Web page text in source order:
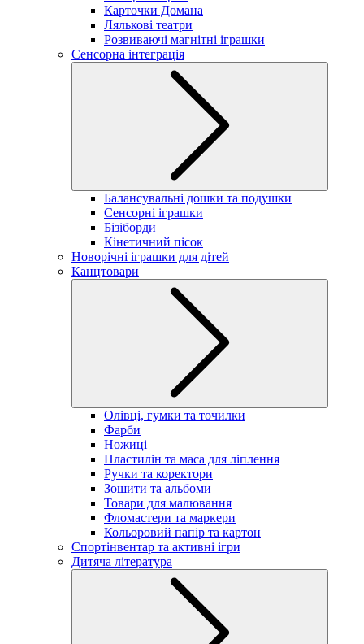
Карточки Домана
Лялькові театри
Розвиваючі магнітні іграшки
Сенсорна інтеграція
Балансувальні дошки та подушки
Сенсорні іграшки
Бізіборди
Кінетичний пісок
Новорічні іграшки для дітей
Канцтовари
Олівці, гумки та точилки
Фарби
Ножиці
Пластилін та маса для ліплення
Ручки та коректори
Зошити та альбоми
Товари для малювання
Фломастери та маркери
Кольоровий папір та картон
Спортінвентар та активні ігри
Дитяча література